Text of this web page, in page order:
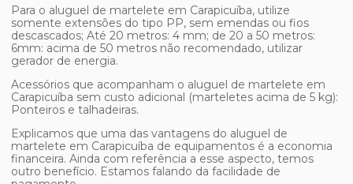
Para o aluguel de martelete em Carapicuíba, utilize
somente extensões do tipo PP, sem emendas ou fios
descascados; Até 20 metros: 4 mm; de 20 a 50 metros:
6mm: acima de 50 metros não recomendado, utilizar
gerador de energia.
Acessórios que acompanham o aluguel de martelete em
Carapicuíba sem custo adicional (marteletes acima de 5 kg):
Ponteiros e talhadeiras.
Explicamos que uma das vantagens do aluguel de
martelete em Carapicuíba de equipamentos é a economia
financeira. Ainda com referência a esse aspecto, temos
outro benefício. Estamos falando da facilidade de